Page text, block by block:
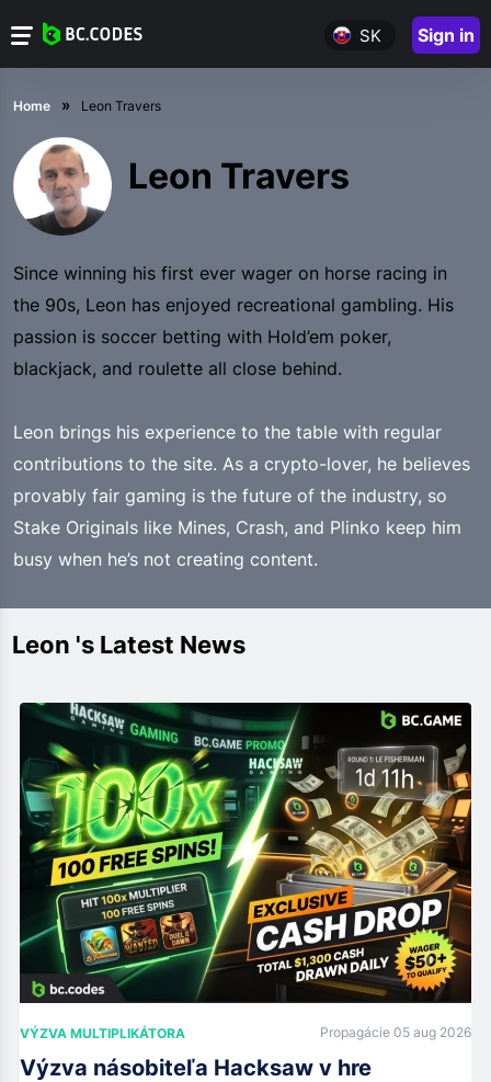
SK Sign in
Home Leon Travers
Leon Travers
Since winning his first ever wager on horse racing in
the 90s, Leon has enjoyed recreational gambling. His
passion is soccer betting with Hold’em poker,
blackjack, and roulette all close behind.
Leon brings his experience to the table with regular
contributions to the site. As a crypto-lover, he believes
provably fair gaming is the future of the industry, so
Stake Originals like Mines, Crash, and Plinko keep him
busy when he’s not creating content.
Leon 's Latest News
VÝZVA MULTIPLIKÁTORA
Výzva násobiteľa Hacksaw v hre
Propagácie05 aug 2026